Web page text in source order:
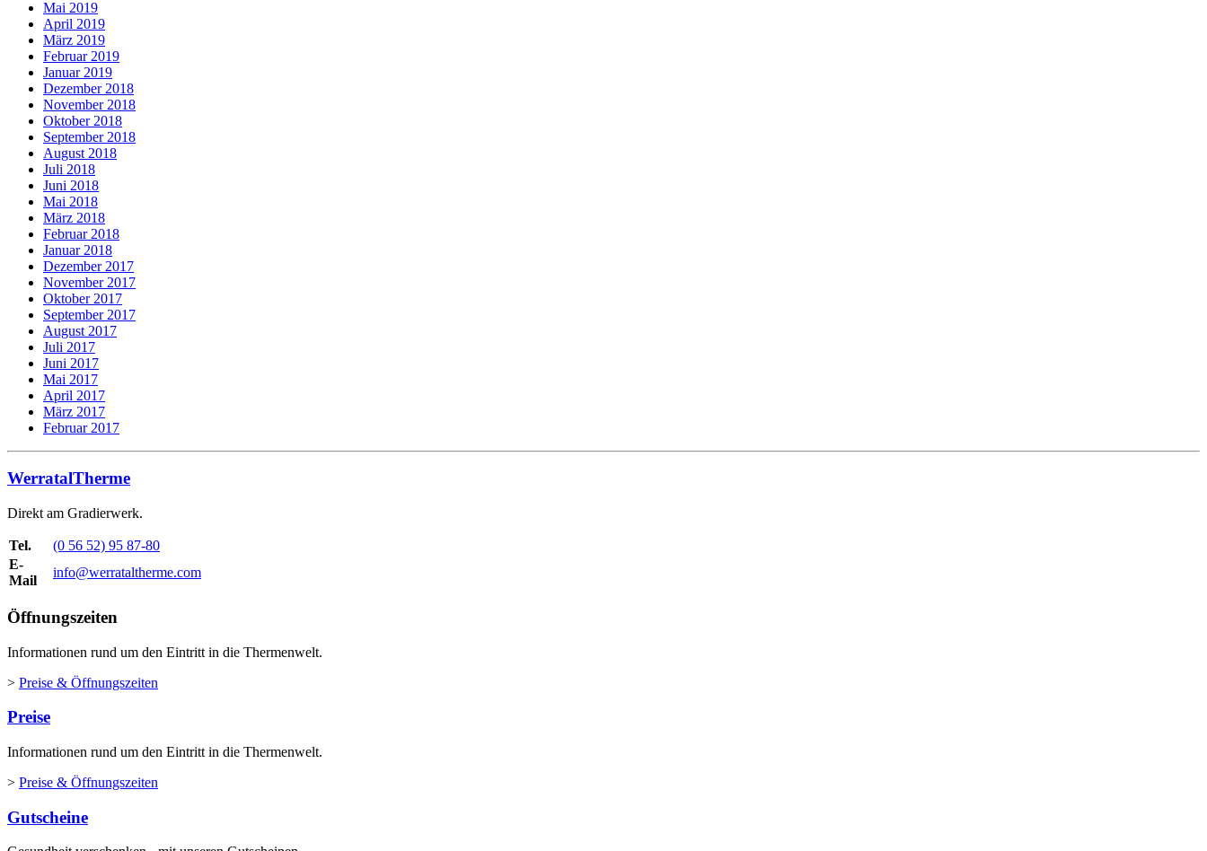
Mai 2019
April 2019
März 2019
Februar 2019
Januar 2019
Dezember 2018
November 2018
Oktober 2018
September 2018
August 2018
Juli 2018
Juni 2018
Mai 2018
März 2018
Februar 2018
Januar 2018
Dezember 2017
November 2017
Oktober 2017
September 2017
August 2017
Juli 2017
Juni 2017
Mai 2017
April 2017
März 2017
Februar 2017
WerratalTherme
Direkt am Gradierwerk.
Tel.
(0 56 52) 95 87-80
E-
Mail
info@werrataltherme.com
Öffnungszeiten
Informationen rund um den Eintritt in die Thermenwelt.
> Preise & Öffnungszeiten
Preise
Informationen rund um den Eintritt in die Thermenwelt.
> Preise & Öffnungszeiten
Gutscheine